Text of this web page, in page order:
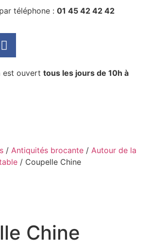
téléphone : 01 45 42 42 42
est ouvert tous les jours de 10h à
/ Antiquités brocante / Autour de la
/ Coupelle Chine
Chine